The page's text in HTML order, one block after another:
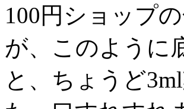
100円ショップ
が、このように
と、ちょうど